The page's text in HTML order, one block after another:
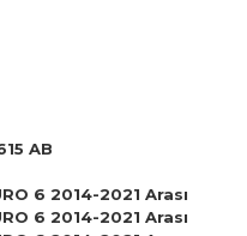
AB
6 2014-2021 Arası
6 2014-2021 Arası